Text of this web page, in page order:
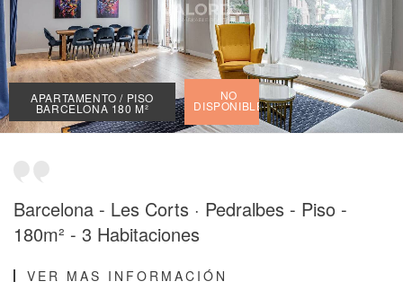
APARTAMENTO / PISO
BARCELONA 180 M²
NO
DISPONIBLE
Barcelona - Les Corts · Pedralbes - Piso -
180m² - 3 Habitaciones
VER MAS INFORMACIÓN